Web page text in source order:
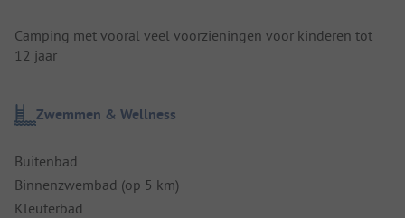
Camping met vooral veel voorzieningen voor kinderen tot
12 jaar
Zwemmen & Wellness
Buitenbad
Binnenzwembad (op 5 km)
Kleuterbad